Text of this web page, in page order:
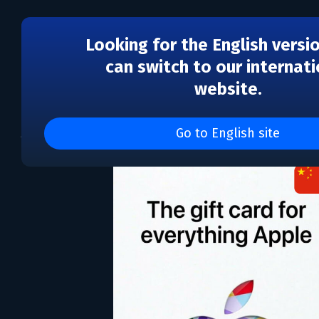
Looking for the English
can switch to our
website.
Go to English site
AppStore & iTunes 500